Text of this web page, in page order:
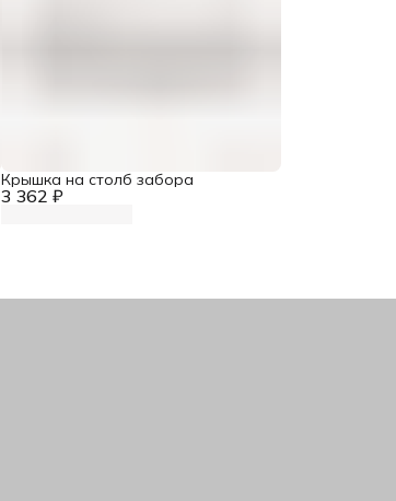
3 362 ₽
Крышка на столб забора